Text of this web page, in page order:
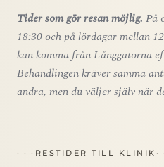
Tider som gör resan möjlig. På
18:30 och på lördagar mellan
kan komma från Långgatorna
Behandlingen kräver samma
andra, men du väljer själv när
RESTIDER TILL KLINIK